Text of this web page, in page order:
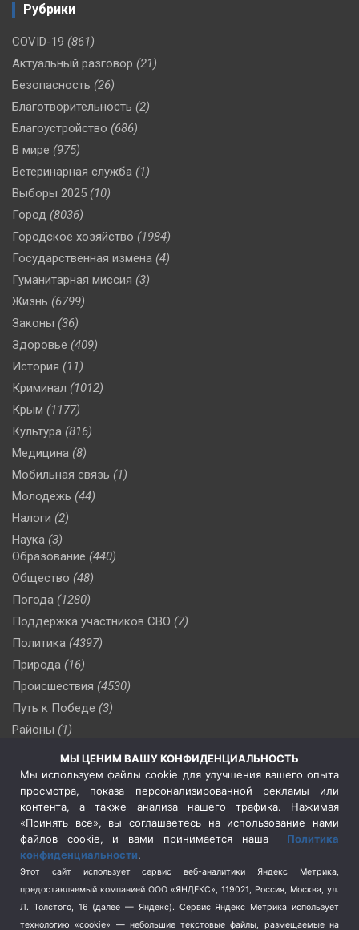
Рубрики
COVID-19 (861)
Актуальный разговор (21)
Безопасность (26)
Благотворительность (2)
Благоустройство (686)
В мире (975)
Ветеринарная служба (1)
Выборы 2025 (10)
Город (8036)
Городское хозяйство (1984)
Государственная измена (4)
Гуманитарная миссия (3)
Жизнь (6799)
Законы (36)
Здоровье (409)
История (11)
Криминал (1012)
Крым (1177)
Культура (816)
Медицина (8)
Мобильная связь (1)
Молодежь (44)
Налоги (2)
Наука (3)
Образование (440)
Общество (48)
Погода (1280)
Поддержка участников СВО (7)
Политика (4397)
Природа (16)
Происшествия (4530)
Путь к Победе (3)
Районы (1)
(510)
Сельское хозяйство (3)
Социальная политика
(3)
Спецоперация в Украине
Спецоперация на Украине
(404)
Спорт (740)
Терроризм (1)
Транспорт (262)
МЫ ЦЕНИМ ВАШУ КОНФИДЕНЦИАЛЬНОСТЬ
Мы используем файлы cookie для улучшения вашего опыта
просмотра, показа персонализированной рекламы или
контента, а также анализа нашего трафика. Нажимая
«Принять все», вы соглашаетесь на использование нами
файлов cookie, и вами принимается наша Политика
конфиденциальности.
Этот сайт использует сервис веб-аналитики Яндекс Метрика,
предоставляемый компанией ООО «ЯНДЕКС», 119021, Россия, Москва, ул.
Л. Толстого, 16 (далее — Яндекс). Сервис Яндекс Метрика использует
технологию «cookie» — небольшие текстовые файлы, размещаемые на